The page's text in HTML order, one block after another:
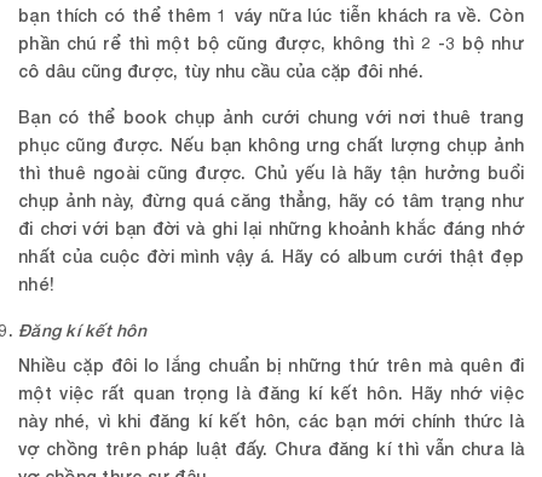
bạn thích có thể thêm 1 váy nữa lúc tiễn khách ra về. Còn
phần chú rể thì một bộ cũng được, không thì 2 -3 bộ như
cô dâu cũng được, tùy nhu cầu của cặp đôi nhé.
Bạn có thể book chụp ảnh cưới chung với nơi thuê trang
phục cũng được. Nếu bạn không ưng chất lượng chụp ảnh
thì thuê ngoài cũng được. Chủ yếu là hãy tận hưởng buổi
chụp ảnh này, đừng quá căng thẳng, hãy có tâm trạng như
đi chơi với bạn đời và ghi lại những khoảnh khắc đáng nhớ
nhất của cuộc đời mình vậy á. Hãy có album cưới thật đẹp
nhé!
Đăng kí kết hôn
Nhiều cặp đôi lo lắng chuẩn bị những thứ trên mà quên đi
một việc rất quan trọng là đăng kí kết hôn. Hãy nhớ việc
này nhé, vì khi đăng kí kết hôn, các bạn mới chính thức là
vợ chồng trên pháp luật đấy. Chưa đăng kí thì vẫn chưa là